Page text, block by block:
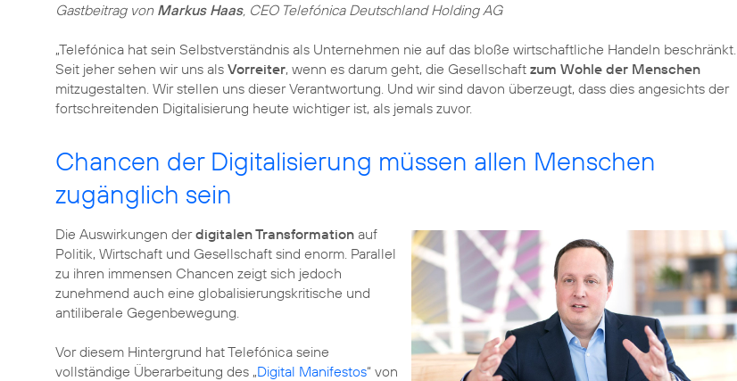
Gastbeitrag von Markus Haas, CEO Telefónica Deutschland Holding AG
„Telefónica hat sein Selbstverständnis als Unternehmen nie auf das bloße wirtschaftliche Handeln beschränkt.
Seit jeher sehen wir uns als Vorreiter, wenn es darum geht, die Gesellschaft zum Wohle der Menschen
mitzugestalten. Wir stellen uns dieser Verantwortung. Und wir sind davon überzeugt, dass dies angesichts der
fortschreitenden Digitalisierung heute wichtiger ist, als jemals zuvor.
Chancen der Digitalisierung müssen allen Menschen
zugänglich sein
Die Auswirkungen derdigitalen Transformation auf
Politik, Wirtschaft und Gesellschaft sind enorm. Parallel
zu ihren immensen Chancen zeigt sich jedoch
zunehmend auch eine globalisierungskritische und
antiliberale Gegenbewegung.
Vor diesem Hintergrund hat Telefónica seine
vollständige Überarbeitung des „Digital Manifestos“ von